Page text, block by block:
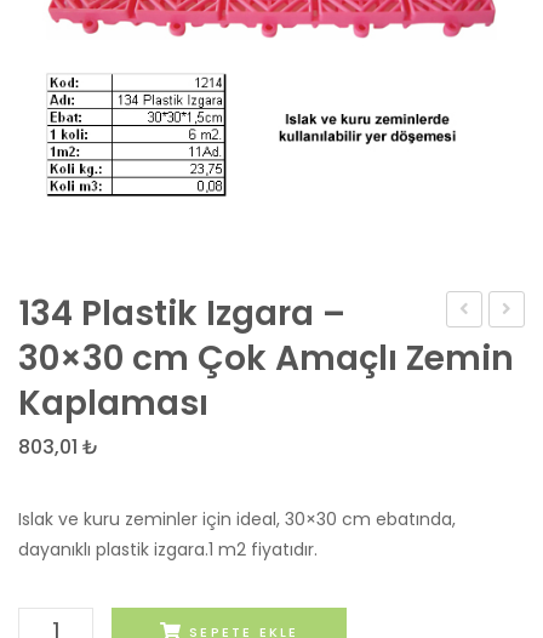
Kompozit
134 Plastik Izgara –
30×30 cm Çok Amaçlı Zemin
Kaplaması
803,01 ₺
Islak ve kuru zeminler için ideal, 30×30 cm ebatında,
dayanıklı plastik izgara.1 m2 fiyatıdır.
SEPETE EKLE